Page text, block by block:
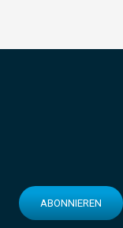
ABONNIEREN